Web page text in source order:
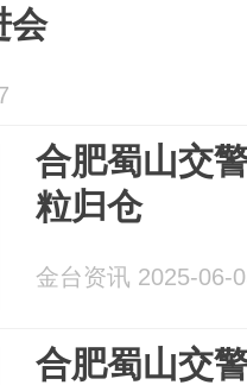
会
合肥蜀山交
粒归仓
金台资讯 2025-06-
合肥蜀山交